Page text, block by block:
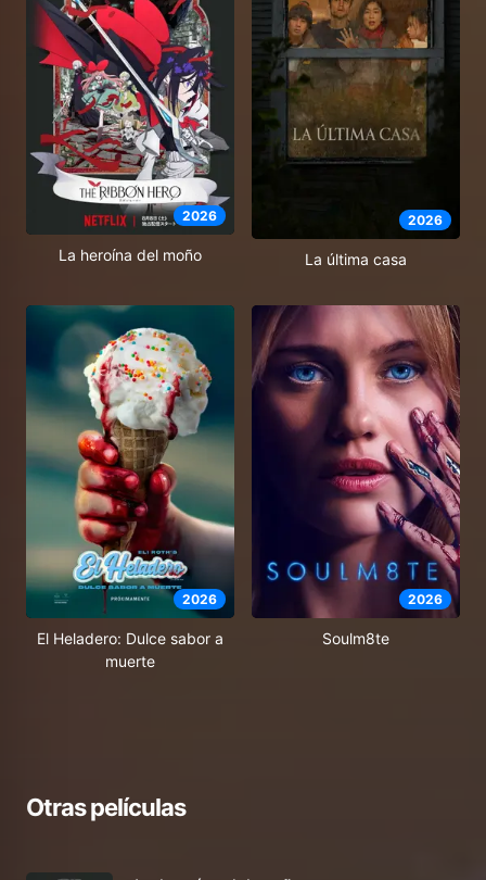
2026
La heroína del moño
2026
La última casa
2026
El Heladero: Dulce sabor a
muerte
2026
Soulm8te
Otras películas